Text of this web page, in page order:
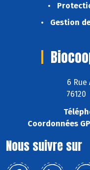
Gestion
6
Coordonnées
Nous suivre sur